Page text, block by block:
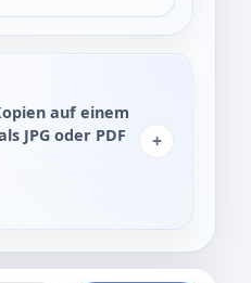
auf einem
JPG oder PDF
+